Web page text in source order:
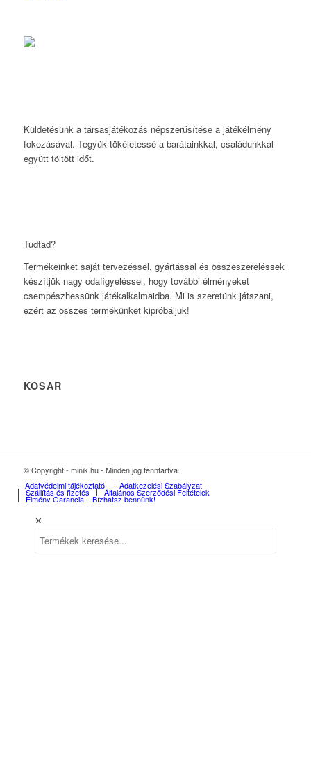
Küldetésünk a társasjátékozás népszerűsítése a játékélmény
fokozásával. Tegyük tökéletessé a barátainkkal, családunkkal
együtt töltött időt.
Tudtad?
Termékeinket saját tervezéssel, gyártással és összeszereléssek
készítjük nagy odafigyeléssel, hogy további élményeket
csempészhessünk játékalkalmaidba. Mi is szeretünk játszani,
ezért az összes termékünket kipróbáljuk!
KOSÁR
© Copyright - minik.hu - Minden jog fenntartva.
Adatvédelmi tájékoztató
Adatkezelési Szabályzat
Szállítás és fizetés Általános Szerződési Feltételek
Élmény Garancia – Bízhatsz bennünk!
✕